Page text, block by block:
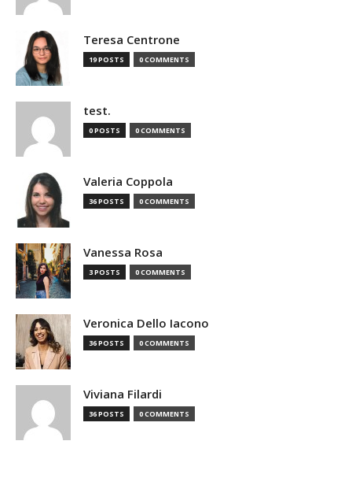
Teresa Centrone
19 POSTS 0 COMMENTS
test.
0 POSTS 0 COMMENTS
Valeria Coppola
36 POSTS 0 COMMENTS
Vanessa Rosa
3 POSTS 0 COMMENTS
Veronica Dello Iacono
36 POSTS 0 COMMENTS
Viviana Filardi
36 POSTS 0 COMMENTS